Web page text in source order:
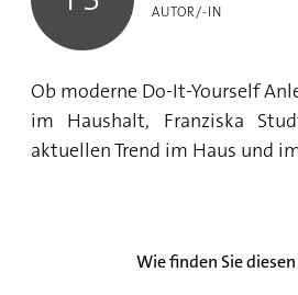
AUTOR/-IN
Ob moderne Do-It-Yourself
im Haushalt, Franziska
aktuellen Trend im Haus und
Wie finden Sie